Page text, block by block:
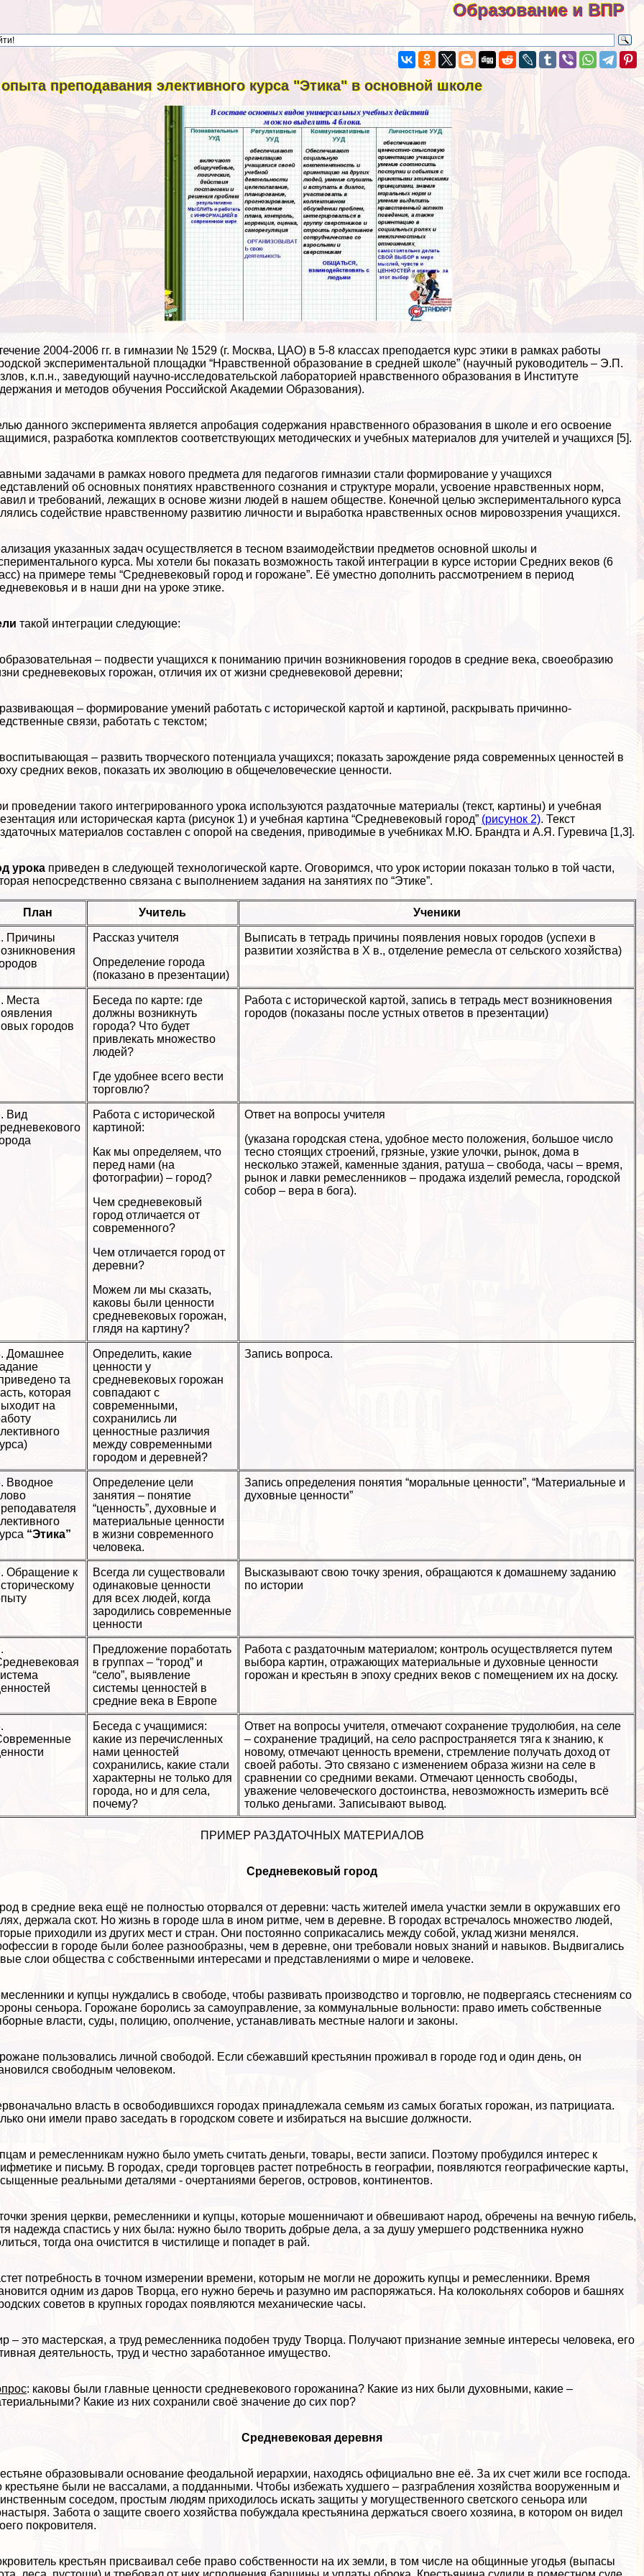
Образование и ВПР
преподавания элективного курса "Этика" в основной школе
2004-2006 гг. в гимназии № 1529 (г. Москва, ЦАО) в 5-8 классах преподается курс этики в рамках работы
экспериментальной площадки “Нравственной образование в средней школе” (научный руководитель – Э.П.
к.п.н., заведующий научно-исследовательской лабораторией нравственного образования в Институте
и методов обучения Российской Академии Образования).
данного эксперимента является апробация содержания нравственного образования в школе и его освоение
разработка комплектов соответствующих методических и учебных материалов для учителей и учащихся [5].
задачами в рамках нового предмета для педагогов гимназии стали формирование у учащихся
об основных понятиях нравственного сознания и структуре морали, усвоение нравственных норм,
и требований, лежащих в основе жизни людей в нашем обществе. Конечной целью экспериментального курса
содействие нравственному развитию личности и выработка нравственных основ мировоззрения учащихся.
указанных задач осуществляется в тесном взаимодействии предметов основной школы и
курса. Мы хотели бы показать возможность такой интеграции в курсе истории Средних веков (6
на примере темы “Средневековый город и горожане”. Её уместно дополнить рассмотрением в период
и в наши дни на уроке этике.
такой интеграции следующие:
– подвести учащихся к пониманию причин возникновения городов в средние века, своеобразию
средневековых горожан, отличия их от жизни средневековой деревни;
– формирование умений работать с исторической картой и картиной, раскрывать причинно-
связи, работать с текстом;
– развить творческого потенциала учащихся; показать зарождение ряда современных ценностей в
средних веков, показать их эволюцию в общечеловеческие ценности.
проведении такого интегрированного урока используются раздаточные материалы (текст, картины) и учебная
или историческая карта (рисунок 1) и учебная картина “Средневековый город” (рисунок 2). Текст
материалов составлен с опорой на сведения, приводимые в учебниках М.Ю. Брандта и А.Я. Гуревича [1,3].
урока приведен в следующей технологической карте. Оговоримся, что урок истории показан только в той части,
непосредственно связана с выполнением задания на занятиях по “Этике”.
План Учитель Ученики
Причины
Рассказ учителя
Определение города
(показано в презентации)
Выписать в тетрадь причины появления новых городов (успехи в
развитии хозяйства в Х в., отделение ремесла от сельского хозяйства)
Места
городов
Беседа по карте: где
должны возникнуть
города? Что будет
привлекать множество
людей?
Где удобнее всего вести
торговлю?
Работа с исторической картой, запись в тетрадь мест возникновения
городов (показаны после устных ответов в презентации)
Вид
Работа с исторической
картиной:
Как мы определяем, что
перед нами (на
фотографии) – город?
Чем средневековый
город отличается от
современного?
Чем отличается город от
деревни?
Можем ли мы сказать,
каковы были ценности
средневековых горожан,
глядя на картину?
Ответ на вопросы учителя
(указана городская стена, удобное место положения, большое число
тесно стоящих строений, грязные, узкие улочки, рынок, дома в
несколько этажей, каменные здания, ратуша – свобода, часы – время,
рынок и лавки ремесленников – продажа изделий ремесла, городской
собор – вера в бога).
Домашнее
та
которая
на
Определить, какие
ценности у
средневековых горожан
совпадают с
современными,
сохранились ли
ценностные различия
между современными
городом и деревней?
Запись вопроса.
Вводное
“Этика”
Определение цели
занятия – понятие
“ценность”, духовные и
материальные ценности
в жизни современного
человека.
Запись определения понятия “мopaльные ценности”, “Материальные и
духовные ценности”
Обращение к
Всегда ли существовали
одинаковые ценности
для всех людей, когда
зародились современные
ценности
Высказывают свою точку зрения, обращаются к домашнему заданию
по истории
Предложение поработать
в группах – “город” и
“село”, выявление
системы ценностей в
средние века в Европе
Работа с раздаточным материалом; контроль осуществляется путем
выбора картин, отражающих материальные и духовные ценности
горожан и крестьян в эпоху средних веков с помещением их на доску.
Беседа с учащимися:
какие из перечисленных
нами ценностей
сохранились, какие стали
хаpaктерны не только для
города, но и для села,
почему?
Ответ на вопросы учителя, отмечают сохранение трудолюбия, на селе
– сохранение традиций, на село распространяется тяга к знанию, к
новому, отмечают ценность времени, стремление получать доход от
своей работы. Это связано с изменением образа жизни на селе в
сравнении со средними веками. Отмечают ценность свободы,
уважение человеческого достоинства, невозможность измерить всё
только деньгами. Записывают вывод.
ПРИМЕР РАЗДАТОЧНЫХ МАТЕРИАЛОВ
Средневековый город
в средние века ещё не полностью оторвался от деревни: часть жителей имела участки земли в окружавших его
держала скот. Но жизнь в городе шла в ином ритме, чем в деревне. В городах встречалось множество людей,
приходили из других мест и стран. Они постоянно соприкасались между собой, уклад жизни менялся.
в городе были более разнообразны, чем в деревне, они требовали новых знаний и навыков. Выдвигались
слои общества с собственными интересами и представлениями о мире и человеке.
и купцы нуждались в свободе, чтобы развивать производство и торговлю, не подвергаясь стеснениям со
сеньора. Горожане боролись за самоуправление, за коммунальные вольности: право иметь собственные
власти, суды, полицию, ополчение, устанавливать местные налоги и законы.
пользовались личной свободой. Если сбежавший крестьянин проживал в городе год и один день, он
свободным человеком.
власть в освободившихся городах принадлежала семьям из самых богатых горожан, из патрициата.
они имели право заседать в городском совете и избираться на высшие должности.
и ремесленникам нужно было уметь считать деньги, товары, вести записи. Поэтому пробудился интерес к
и письму. В городах, среди торговцев растет потребность в географии, появляются географические карты,
реальными деталями - очертаниями берегов, островов, континентов.
зрения церкви, ремесленники и купцы, которые мошенничают и обвешивают народ, обречены на вечную гибель,
надежда спастись у них была: нужно было творить добрые дела, а за душу умершего родственника нужно
тогда она очистится в чистилище и попадет в рай.
потребность в точном измерении времени, которым не могли не дорожить купцы и ремесленники. Время
одним из даров Творца, его нужно беречь и разумно им распоряжаться. На колокольнях соборов и башнях
советов в крупных городах появляются механические часы.
– это мастерская, а труд ремесленника подобен труду Творца. Получают признание земные интересы человека, его
деятельность, труд и честно заработанное имущество.
: каковы были главные ценности средневекового горожанина? Какие из них были духовными, какие –
Какие из них сохранили своё значение до сих пор?
Средневековая деревня
образовывали основание феодальной иерархии, находясь официально вне её. За их счет жили все господа.
крестьяне были не вассалами, а подданными. Чтобы избежать худшего – разграбления хозяйства вооруженным и
соседом, простым людям приходилось искать защиты у могущественного светского сеньора или
Забота о защите своего хозяйства побуждала крестьянина держаться своего хозяина, в котором он видел
покровителя.
крестьян присваивал себе право собственности на их земли, в том числе на общинные угодья (выпасы